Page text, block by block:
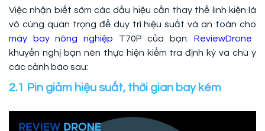
Việc nhận biết sớm các dấu hiệu cần thay thế linh kiện là
vô cùng quan trọng để duy trì hiệu suất và an toàn cho
máy bay nông nghiệp T70P của bạn.ReviewDrone
khuyến nghị bạn nên thực hiện kiểm tra định kỳ và chú ý
các cảnh báo sau:
2.1 Pin giảm hiệu suất, thời gian bay kém